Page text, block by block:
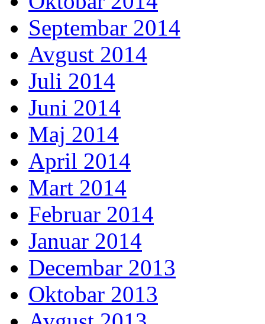
Septembar 2014
Avgust 2014
Juli 2014
Juni 2014
Maj 2014
April 2014
Mart 2014
Februar 2014
Januar 2014
Decembar 2013
Oktobar 2013